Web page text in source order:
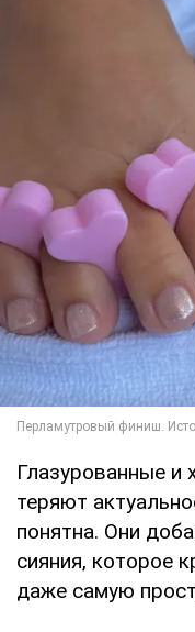
Глазурованные и
теряют
понятна. Они
сияния, которое
даже самую